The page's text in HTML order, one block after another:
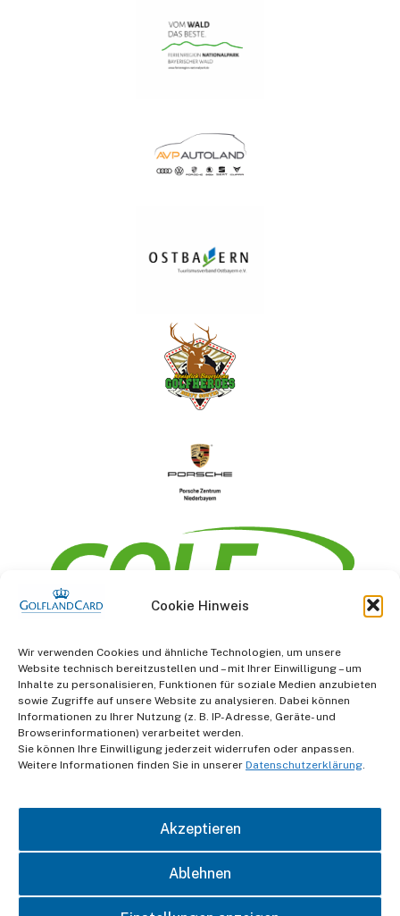
Cookie Hinweis
Wir verwenden Cookies und ähnliche Technologien, um unsere
Website technisch bereitzustellen und – mit Ihrer Einwilligung – um
Inhalte zu personalisieren, Funktionen für soziale Medien anzubieten
sowie Zugriffe auf unsere Website zu analysieren. Dabei können
Informationen zu Ihrer Nutzung (z. B. IP-Adresse, Geräte- und
Browserinformationen) verarbeitet werden.
Sie können Ihre Einwilligung jederzeit widerrufen oder anpassen.
Weitere Informationen finden Sie in unserer Datenschutzerklärung.
Akzeptieren
Ablehnen
Information
AGB
Datenschutz
Impressum
Kontakt